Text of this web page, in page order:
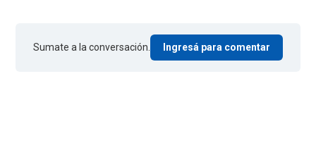
Sumate a la conversación. Ingresá para comentar